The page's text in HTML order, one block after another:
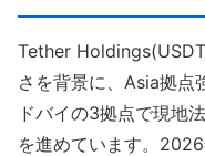
Tether
さを背景に、Asia拠点
ドバイの3拠点で現地
を進めています。